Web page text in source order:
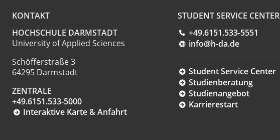
KONTAKT
HOCHSCHULE DARMSTADT
University of Applied Sciences
Schöfferstraße 3
64295 Darmstadt
ZENTRALE
+49.6151.533-5000
Interaktive Karte & Anfahrt
STUDENT SERVICE CENTER
+49.6151.533-5551
info@h-da.de
Student Service Center
Studienberatung
Studienangebot
Karrierestart